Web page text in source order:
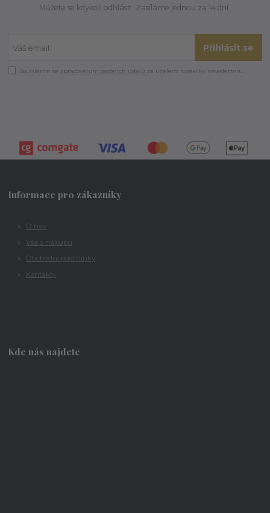
Můžete se kdykoli odhlásit. Zasíláme jednou za 14 dní.
Přihlásit se
Souhlasím se zpracováním osobních údajů za účelem rozesílky newsletteru.
Informace pro zákazníky
O nás
Vše o nákupu
Obchodní podmínky
Kontakty
Kde nás najdete